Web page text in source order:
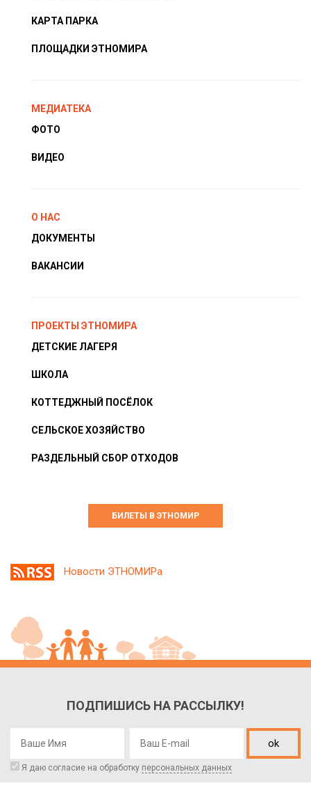
КАРТА ПАРКА
ПЛОЩАДКИ ЭТНОМИРА
МЕДИАТЕКА
ФОТО
ВИДЕО
О НАС
ДОКУМЕНТЫ
ВАКАНСИИ
ПРОЕКТЫ ЭТНОМИРА
ДЕТСКИЕ ЛАГЕРЯ
ШКОЛА
КОТТЕДЖНЫЙ ПОСЁЛОК
СЕЛЬСКОЕ ХОЗЯЙСТВО
РАЗДЕЛЬНЫЙ СБОР ОТХОДОВ
БИЛЕТЫ В ЭТНОМИР
Новости ЭТНОМИРа
ПОДПИШИСЬ НА РАССЫЛКУ!
ok
Я даю согласие на обработку персональных данных